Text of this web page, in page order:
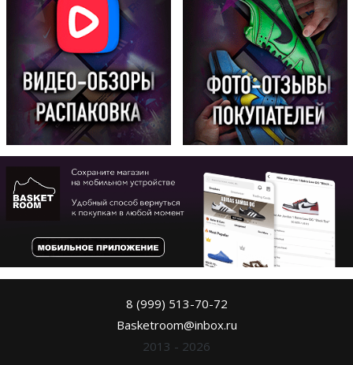
8 (999) 513-70-72
Basketroom@inbox.ru
2013 - 2026